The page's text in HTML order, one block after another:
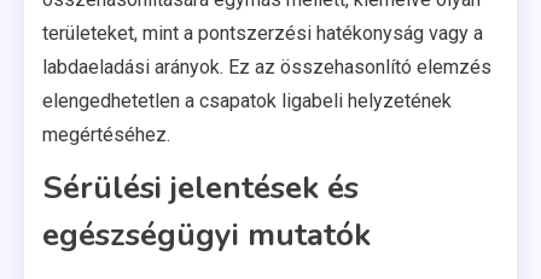
területeket, mint a pontszerzési hatékonyság vagy a
labdaeladási arányok. Ez az összehasonlító elemzés
elengedhetetlen a csapatok ligabeli helyzetének
megértéséhez.
Sérülési jelentések és
egészségügyi mutatók